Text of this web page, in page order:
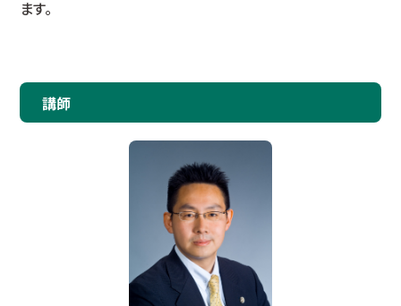
ます。
講師